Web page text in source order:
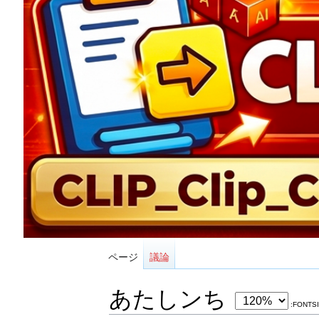
ページ 議論
あたしンち